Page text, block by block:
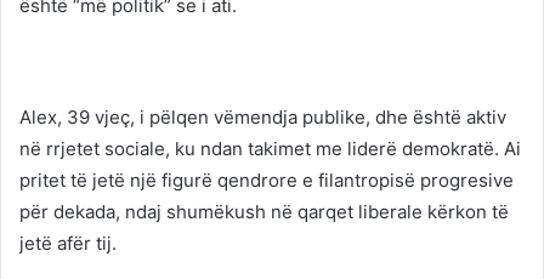
është “më politik” se i ati.
Alex, 39 vjeç, i pëlqen vëmendja publike, dhe është aktiv
në rrjetet sociale, ku ndan takimet me liderë demokratë. Ai
pritet të jetë një figurë qendrore e filantropisë progresive
për dekada, ndaj shumëkush në qarqet liberale kërkon të
jetë afër tij.